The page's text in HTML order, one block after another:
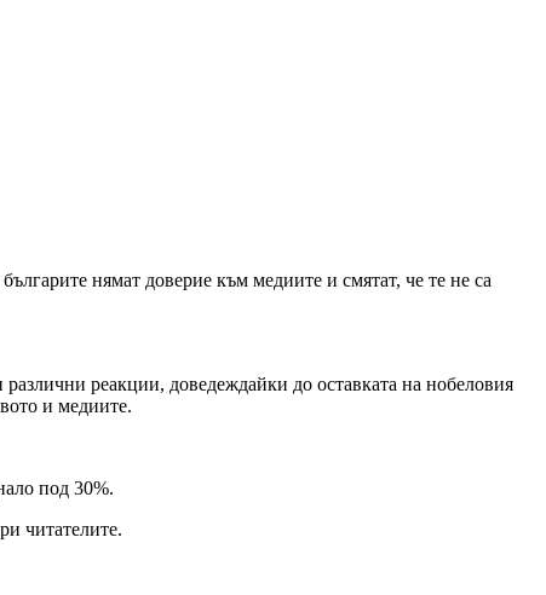
нямат доверие към медиите и смятат, че те не са
реакции, доведеждайки до оставката на нобеловия
и медиите.
под 30%.
читателите.